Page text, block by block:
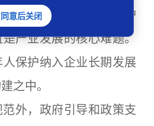
业利益与未成年人保护
产业发展的核心难题。
保护纳入企业长期发展
之中。
外，政府引导和政策支
同意后关闭